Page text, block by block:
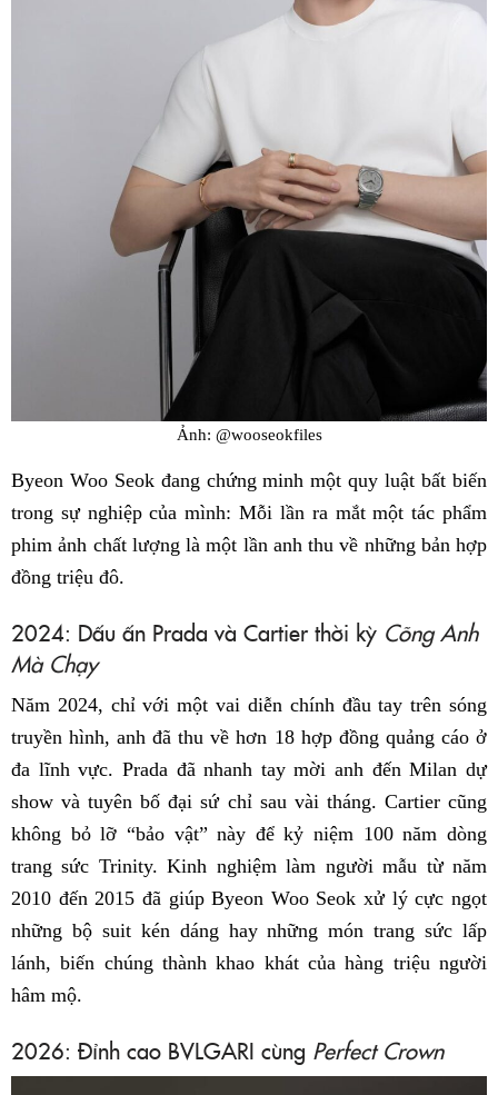
Ảnh: @wooseokfiles
Byeon Woo Seok đang chứng minh một quy luật bất biến
trong sự nghiệp của mình: Mỗi lần ra mắt một tác phẩm
phim ảnh chất lượng là một lần anh thu về những bản hợp
đồng triệu đô.
2024: Dấu ấn Prada và Cartier thời kỳ Cõng Anh
Mà Chạy
Năm 2024, chỉ với một vai diễn chính đầu tay trên sóng
truyền hình, anh đã thu về hơn 18 hợp đồng quảng cáo ở
đa lĩnh vực. Prada đã nhanh tay mời anh đến Milan dự
show và tuyên bố đại sứ chỉ sau vài tháng. Cartier cũng
không bỏ lỡ “bảo vật” này để kỷ niệm 100 năm dòng
trang sức Trinity. Kinh nghiệm làm người mẫu từ năm
2010 đến 2015 đã giúp Byeon Woo Seok xử lý cực ngọt
những bộ suit kén dáng hay những món trang sức lấp
lánh, biến chúng thành khao khát của hàng triệu người
hâm mộ.
2026: Đỉnh cao BVLGARI cùng Perfect Crown